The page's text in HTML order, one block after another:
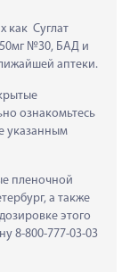
как  Суглат
№30, БАД и
аптеки.
ознакомьтесь
указанным
пленочной
а также
этого
8-800-777-03-03